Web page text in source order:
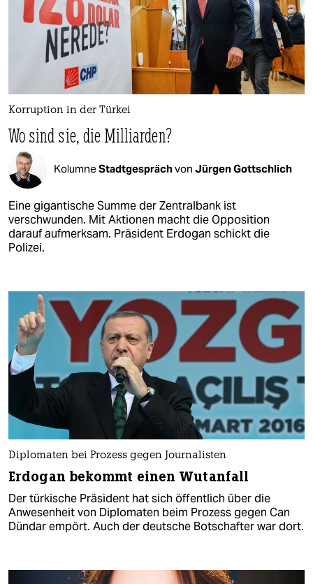
Korruption in der Türkei
Wo sind sie, die Milliarden?
KolumneStadtgesprächvon Jürgen Gottschlich
Eine gigantische Summe der Zentralbank ist
verschwunden. Mit Aktionen macht die Opposition
darauf aufmerksam. Präsident Erdogan schickt die
Polizei.
Diplomaten bei Prozess gegen Journalisten
Erdogan bekommt einen Wutanfall
Der türkische Präsident hat sich öffentlich über die
Anwesenheit von Diplomaten beim Prozess gegen Can
Dündar empört. Auch der deutsche Botschafter war dort.